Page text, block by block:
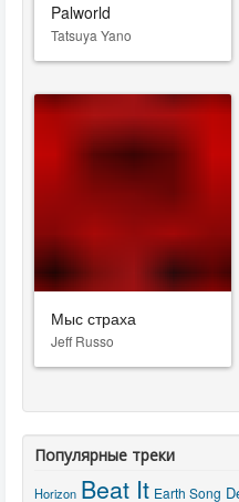
Palworld
Tatsuya Yano
Мыс страха
Jeff Russo
Популярные треки
Horizon Beat It Earth Song